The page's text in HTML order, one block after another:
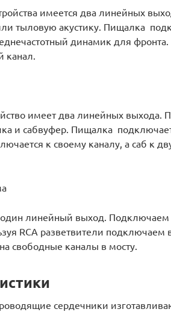
имеется два линейных
тыловую акустику. Пищалка
динамик для
канал.
имеет два линейных выхода.
и сабвуфер. Пищалка
к своему каналу, а саб к
линейный выход. Подключаем
RCA разветвители подключаем
свободные каналы в мосту.
сердечники